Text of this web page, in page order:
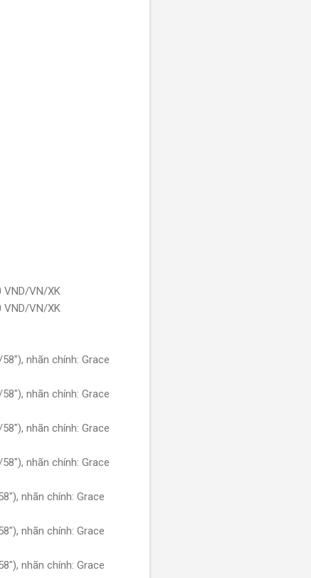
VND/VN/XK
VND/VN/XK
nhãn chính: Grace
nhãn chính: Grace
nhãn chính: Grace
nhãn chính: Grace
nhãn chính: Grace
nhãn chính: Grace
nhãn chính: Grace